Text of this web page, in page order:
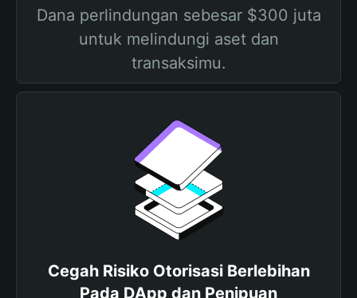
Dana perlindungan sebesar $300 juta
untuk melindungi aset dan
transaksimu.
Cegah Risiko Otorisasi Berlebihan
Pada DApp dan Penipuan